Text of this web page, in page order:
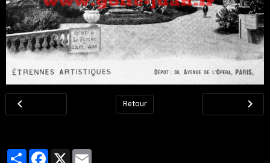
Retour
PartagerFacebook